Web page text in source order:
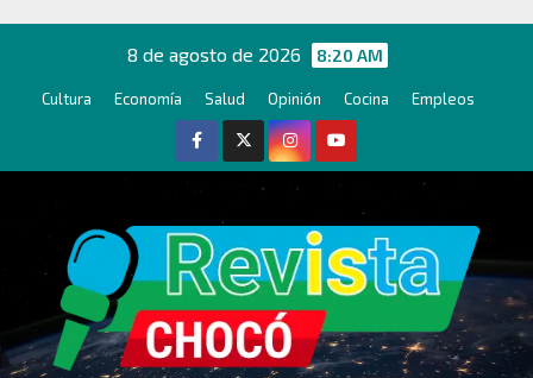
contenido
8 de agosto de 2026 8:20 AM
Cultura Economía Salud Opinión Cocina Empleos